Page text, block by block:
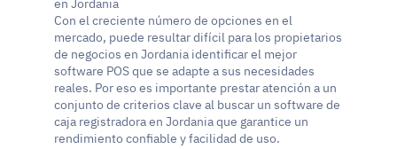
en Jordania
Con el creciente número de opciones en el
mercado, puede resultar difícil para los propietarios
de negocios en Jordania identificar el mejor
software POS que se adapte a sus necesidades
reales. Por eso es importante prestar atención a un
conjunto de criterios clave al buscar un software de
caja registradora en Jordania que garantice un
rendimiento confiable y facilidad de uso.